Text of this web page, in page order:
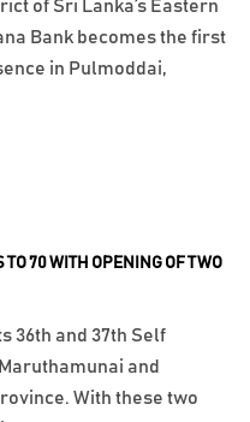
70 WITH OPENING OF TWO
36th and 37th Self
and
With these two
of Sri Lanka’s Eastern
Bank becomes the first
in Pulmoddai,